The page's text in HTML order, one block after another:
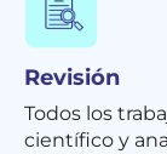
Revisión
Todos los
científico y